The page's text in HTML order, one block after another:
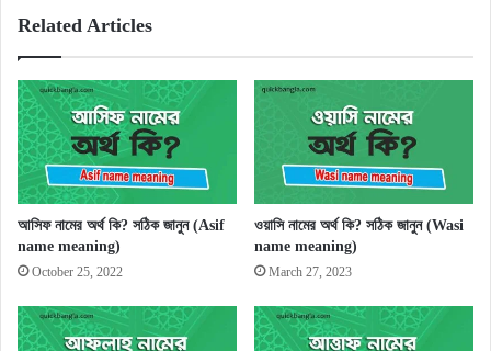
Related Articles
আসিফ নামের অর্থ কি? সঠিক জানুন (Asif
name meaning)
October 25, 2022
ওয়াসি নামের অর্থ কি? সঠিক জানুন (Wasi
name meaning)
March 27, 2023